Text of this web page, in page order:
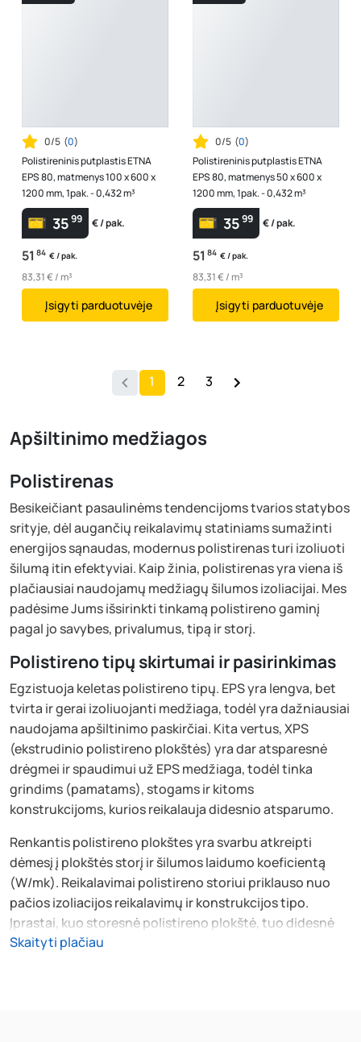
0/5 (0)
Polistireninis putplastis ETNA
EPS 80, matmenys 100 x 600 x
1200 mm, 1pak. - 0,432 m³
3599 € / pak.
51 84 € / pak.
83,31 € / m³
Įsigyti parduotuvėje
0/5 (0)
Polistireninis putplastis ETNA
EPS 80, matmenys 50 x 600 x
1200 mm, 1pak. - 0,432 m³
3599 € / pak.
51 84 € / pak.
83,31 € / m³
Įsigyti parduotuvėje
1 2 3
Apšiltinimo medžiagos
Polistirenas
Besikeičiant pasaulinėms tendencijoms tvarios statybos
srityje, dėl augančių reikalavimų statiniams sumažinti
energijos sąnaudas, modernus polistirenas turi izoliuoti
šilumą itin efektyviai. Kaip žinia, polistirenas yra viena iš
plačiausiai naudojamų medžiagų šilumos izoliacijai. Mes
padėsime Jums išsirinkti tinkamą polistireno gaminį
pagal jo savybes, privalumus, tipą ir storį.
Polistireno tipų skirtumai ir pasirinkimas
Egzistuoja keletas polistireno tipų. EPS yra lengva, bet
tvirta ir gerai izoliuojanti medžiaga, todėl yra dažniausiai
naudojama apšiltinimo paskirčiai. Kita vertus, XPS
(ekstrudinio polistireno plokštės) yra dar atsparesnė
drėgmei ir spaudimui už EPS medžiaga, todėl tinka
grindims (pamatams), stogams ir kitoms
konstrukcijoms, kurios reikalauja didesnio atsparumo.
Renkantis polistireno plokštes yra svarbu atkreipti
dėmesį į plokštės storį ir šilumos laidumo koeficientą
(W/mk). Reikalavimai polistireno storiui priklauso nuo
pačios izoliacijos reikalavimų ir konstrukcijos tipo.
Įprastai, kuo storesnė polistireno plokštė, tuo didesnė
šilumos izoliacija. Natūralu, kuo mažesnis laidumas
Skaityti plačiau